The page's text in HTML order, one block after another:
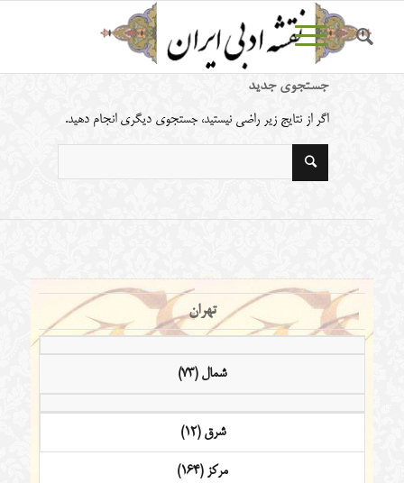
جستجوی جدید
اگر از نتایج زیر راضی نیستید، جستجوی دیگری انجام دهید.
تهران
شمال (73)
شرق (12)
مرکز (164)